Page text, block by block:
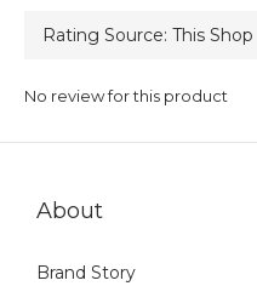
No review for this product
About
Brand Story